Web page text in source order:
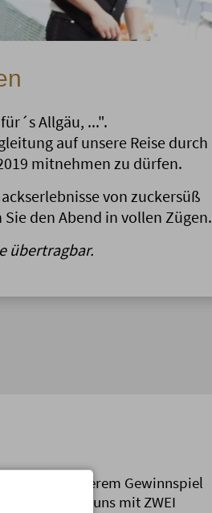
Allgäu, ...".
auf unsere Reise durch
mitnehmen zu dürfen.
von zuckersüß
den Abend in vollen Zügen.
übertragbar.
an unserem Gewinnspiel
wir uns mit ZWEI